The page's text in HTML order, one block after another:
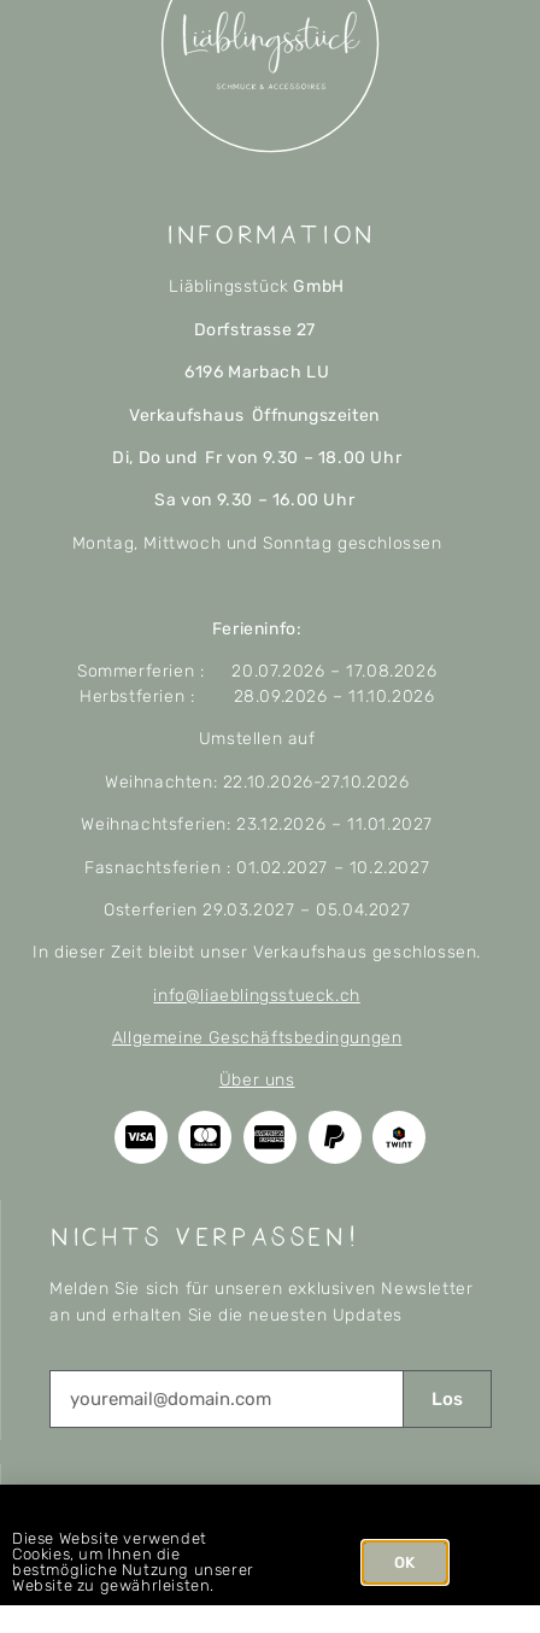
Information
Liäblingsstück GmbH
Dorfstrasse 27
6196 Marbach LU
Verkaufshaus Öffnungszeiten
Di, Do und Fr von 9.30 – 18.00 Uhr
Sa von 9.30 – 16.00 Uhr
Montag, Mittwoch und Sonntag geschlossen
Ferieninfo:
Sommerferien : 20.07.2026 – 17.08.2026
Herbstferien : 28.09.2026 – 11.10.2026
Umstellen auf
Weihnachten: 22.10.2026-27.10.2026
Weihnachtsferien: 23.12.2026 – 11.01.2027
Fasnachtsferien : 01.02.2027 – 10.2.2027
Osterferien 29.03.2027 – 05.04.2027
In dieser Zeit bleibt unser Verkaufshaus geschlossen.
info@liaeblingsstueck.ch
Allgemeine Geschäftsbedingungen
Über uns
nichts verpassen!
Melden Sie sich für unseren exklusiven Newsletter
an und erhalten Sie die neuesten Updates
Los
CONNECT
Diese Website verwendet
Cookies, um Ihnen die
bestmögliche Nutzung unserer
Website zu gewährleisten.
OK